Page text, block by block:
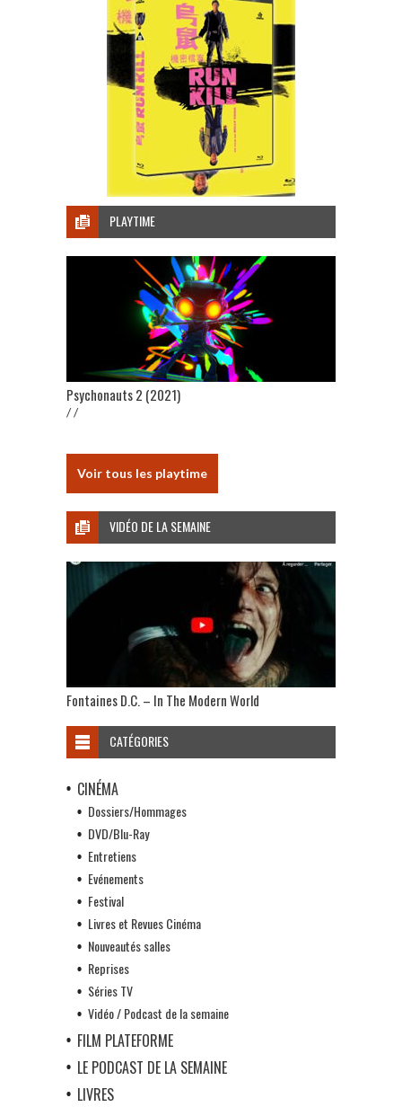
PLAYTIME
Psychonauts 2 (2021)
/ /
Voir tous les playtime
VIDÉO DE LA SEMAINE
Fontaines D.C. – In The Modern World
CATÉGORIES
CINÉMA
Dossiers/Hommages
DVD/Blu-Ray
Entretiens
Evénements
Festival
Livres et Revues Cinéma
Nouveautés salles
Reprises
Séries TV
Vidéo / Podcast de la semaine
FILM PLATEFORME
LE PODCAST DE LA SEMAINE
LIVRES